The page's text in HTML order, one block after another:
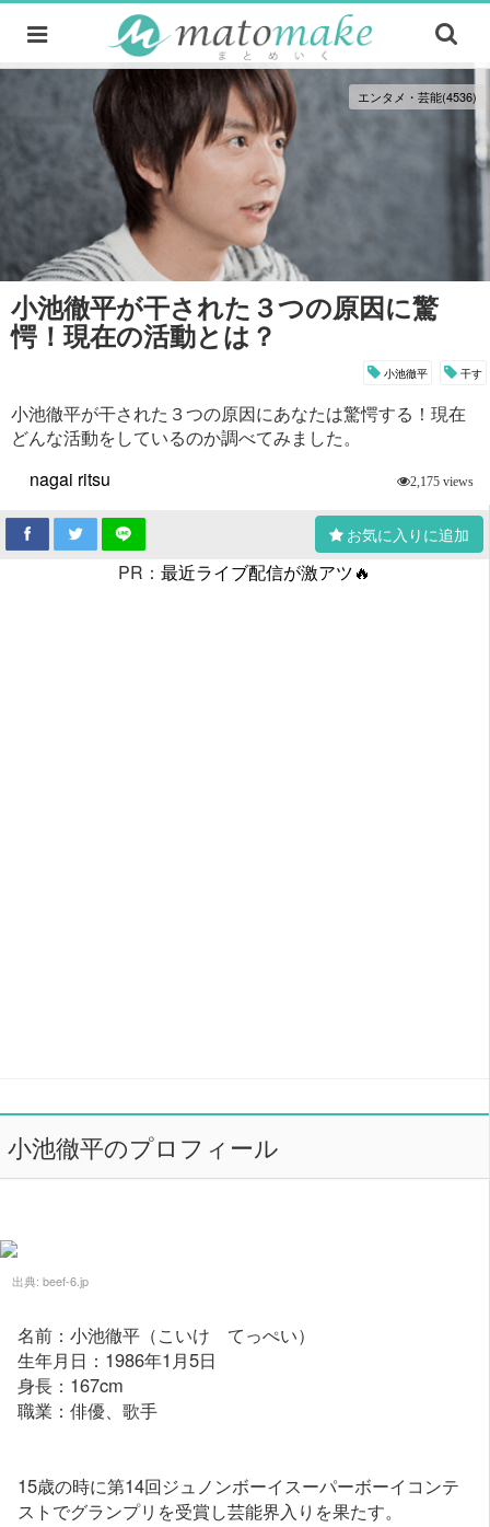
エンタメ・芸能(4536)
小池徹平が干された３つの原因に驚
愕！現在の活動とは？
小池徹平 干す
小池徹平が干された３つの原因にあなたは驚愕する！現在
どんな活動をしているのか調べてみました。
nagai ritsu
2,175 views
お気に入りに追加
PR： 最近ライブ配信が激アツ🔥
小池徹平のプロフィール
出典: beef-6.jp
名前：小池徹平（こいけ てっぺい）
生年月日：1986年1月5日
身長：167cm
職業：俳優、歌手
15歳の時に第14回ジュノンボーイスーパーボーイコンテ
ストでグランプリを受賞し芸能界入りを果たす。